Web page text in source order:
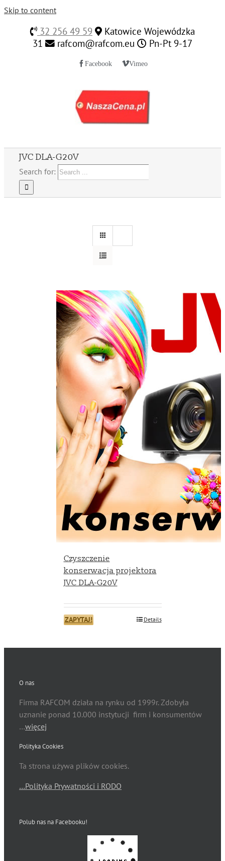
Skip to content
32 256 49 59
Katowice Wojewódzka
31
rafcom@rafcom.eu Pn-Pt 9-17
Facebook Vimeo
JVC DLA-G20V
Search for:
Czyszczenie
konserwacja projektora
JVC DLA-G20V
ZAPYTAJ! Details
O nas
Firma RAFCOM działa na rynku od 1999r. Zdobyła
uznanie ponad 10.000 instytucji firm i konsumentów
…więcej
Polityka Cookies
Ta strona używa plików cookies.
…Polityka Prywatności i RODO
Polub nas na Facebooku!